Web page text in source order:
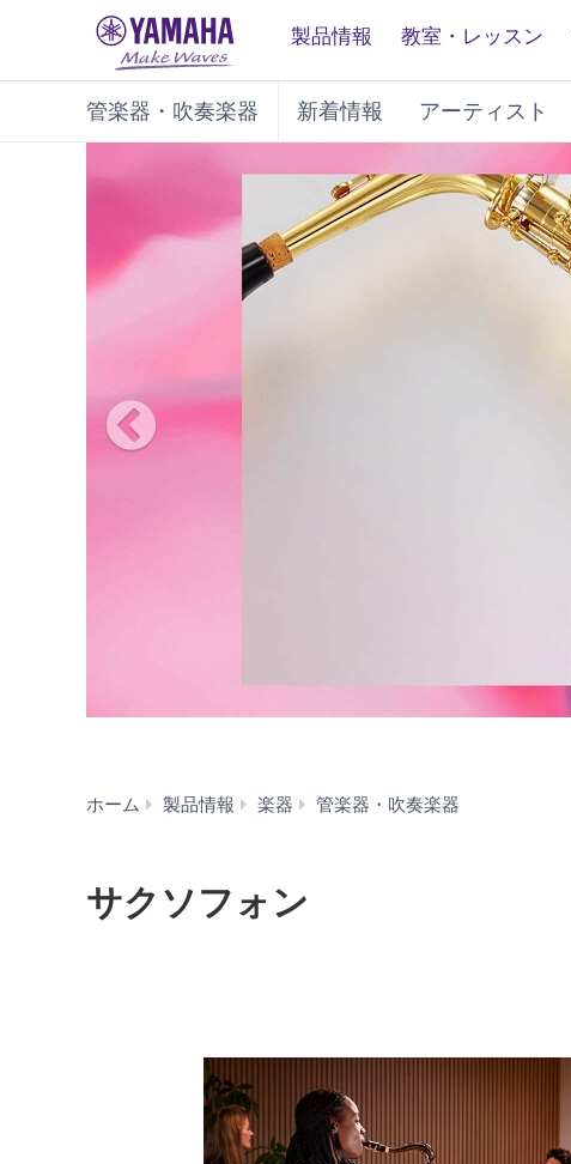
製品情報 教室・レッスン
管楽器・吹奏楽器 新着情報 アーティスト
ホーム 製品情報 楽器 管楽器・吹奏楽器
サクソフォン